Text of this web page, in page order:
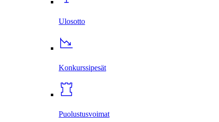
Ulosotto
Konkurssi­pesät
Puolustus­voimat